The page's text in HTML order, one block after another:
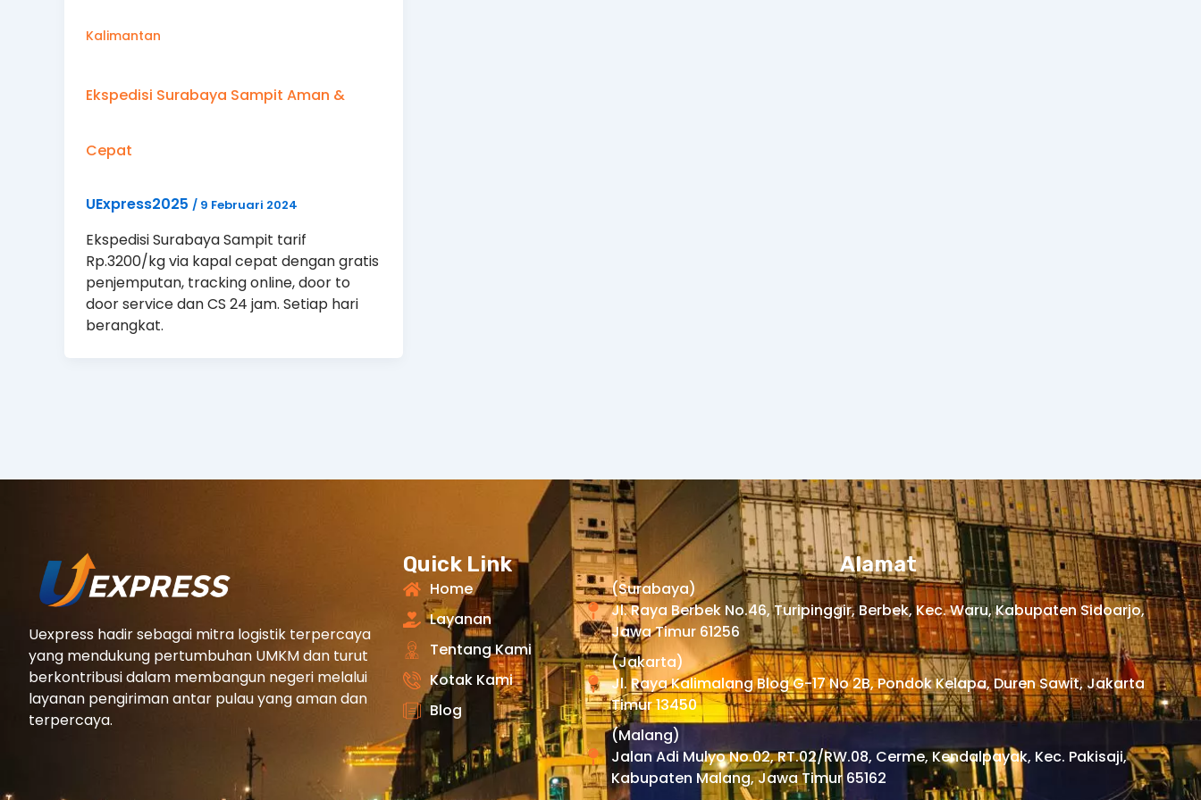
Kalimantan
Ekspedisi Surabaya Sampit Aman &
Cepat
UExpress2025 / 9 Februari 2024
Ekspedisi Surabaya Sampit tarif
Rp.3200/kg via kapal cepat dengan gratis
penjemputan, tracking online, door to
door service dan CS 24 jam. Setiap hari
berangkat.
Uexpress hadir sebagai mitra logistik terpercaya
yang mendukung pertumbuhan UMKM dan turut
berkontribusi dalam membangun negeri melalui
layanan pengiriman antar pulau yang aman dan
terpercaya.
Quick Link
Home
Layanan
Tentang Kami
Kotak Kami
Blog
Alamat
(Surabaya)
Jl. Raya Berbek No.46, Turipinggir, Berbek, Kec. Waru, Kabupaten Sidoarjo,
Jawa Timur 61256
(Jakarta)
Jl. Raya Kalimalang Blog G-17 No 2B, Pondok Kelapa, Duren Sawit, Jakarta
Timur 13450
(Malang)
Jalan Adi Mulyo No.02, RT.02/RW.08, Cerme, Kendalpayak, Kec. Pakisaji,
Kabupaten Malang, Jawa Timur 65162